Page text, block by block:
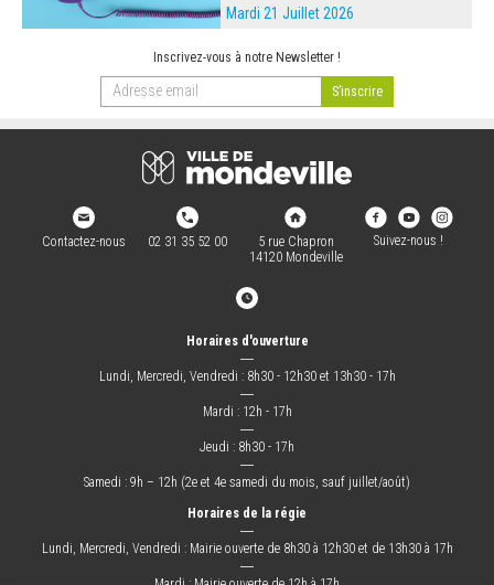
Mardi 21 Juillet 2026
Inscrivez-vous à notre Newsletter !
Contactez-nous 02 31 35 52 00
5 rue Chapron
14120 Mondeville
Suivez-nous !
Horaires d'ouverture
―
Lundi, Mercredi, Vendredi : 8h30 - 12h30 et 13h30 - 17h
―
Mardi : 12h - 17h
―
Jeudi : 8h30 - 17h
―
Samedi : 9h – 12h (2e et 4e samedi du mois, sauf juillet/août)
Horaires de la régie
―
Lundi, Mercredi, Vendredi : Mairie ouverte de 8h30 à 12h30 et de 13h30 à 17h
―